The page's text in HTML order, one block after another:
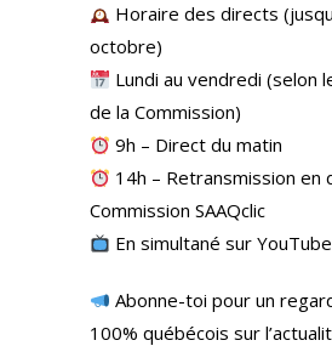
Horaire des directs
octobre)
Lundi au vendredi (selon
de la Commission)
9h – Direct du matin
14h – Retransmission en
Commission SAAQclic
En simultané sur
Abonne-toi pour un
100% québécois sur